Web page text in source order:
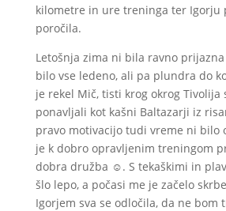
kilometre in ure treninga ter Igorju
poročila.
Letošnja zima ni bila ravno
bilo vse ledeno, ali pa plundra do
je rekel Mič, tisti krog okrog Tivolija
ponavljali kot kašni Baltazarji iz
pravo motivacijo tudi vreme ni bilo
je k dobro opravljenim treningom
dobra družba ☺. S tekaškimi in
šlo lepo, a počasi me je začelo
Igorjem sva se odločila, da ne bom